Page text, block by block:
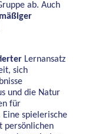
ab. Auch
Lernansatz
sich
und die Natur
für
spielerische
persönlichen